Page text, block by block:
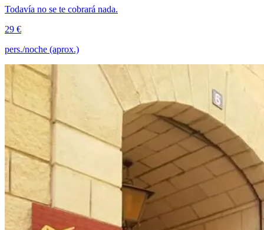
Todavía no se te cobrará nada.
29 €
pers./noche (aprox.)